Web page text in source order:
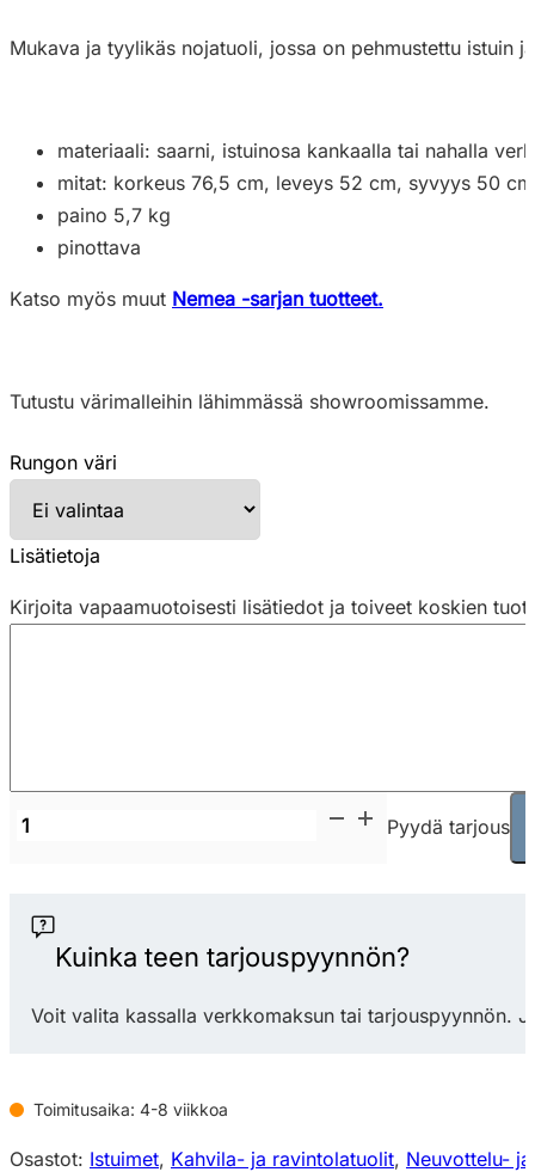
Mukava ja tyylikäs nojatuoli, jossa on pehmustettu istuin
materiaali: saarni, istuinosa kankaalla tai nahalla
mitat: korkeus 76,5 cm, leveys 52 cm, syvyys 50
paino 5,7 kg
pinottava
Katso myös muut Nemea -sarjan tuotteet.
Tutustu värimalleihin lähimmässä showroomissamme.
Rungon väri
Lisätietoja
Kirjoita vapaamuotoisesti lisätiedot ja toiveet koskien
Pedrali
tuoli
määrä
Pyydä tarjous
Kuinka teen tarjouspyynnön?
Voit valita kassalla verkkomaksun tai tarjouspyynnön.
Toimitusaika: 4-8 viikkoa
Osastot: Istuimet, Kahvila- ja ravintolatuolit, Neuvottelu-